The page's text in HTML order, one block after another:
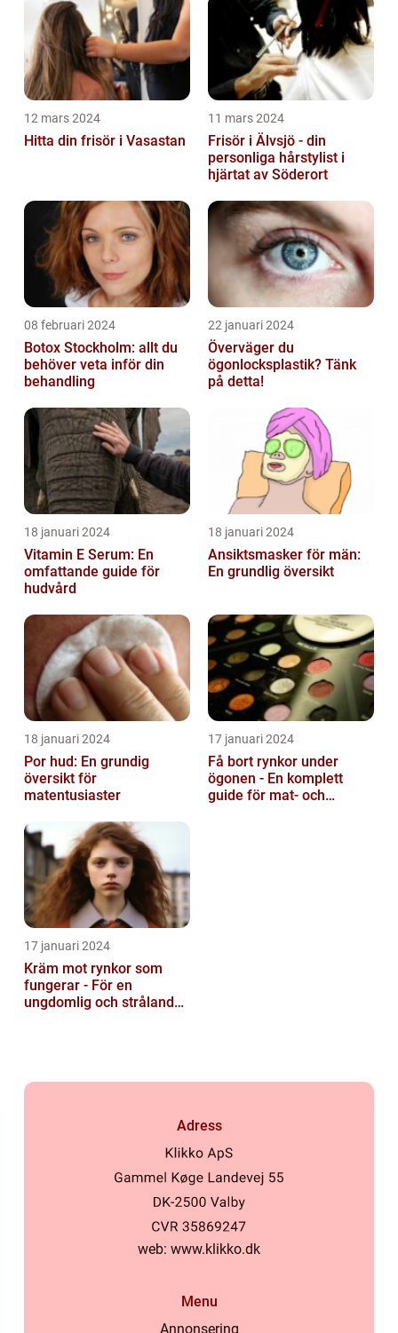
12 mars 2024
Hitta din frisör i Vasastan
11 mars 2024
Frisör i Älvsjö - din
personliga hårstylist i
hjärtat av Söderort
08 februari 2024
Botox Stockholm: allt du
behöver veta inför din
behandling
22 januari 2024
Överväger du
ögonlocksplastik? Tänk
på detta!
18 januari 2024
Vitamin E Serum: En
omfattande guide för
hudvård
18 januari 2024
Ansiktsmasker för män:
En grundlig översikt
18 januari 2024
Por hud: En grundig
översikt för
matentusiaster
17 januari 2024
Få bort rynkor under
ögonen - En komplett
guide för mat- och
17 januari 2024
Kräm mot rynkor som
fungerar - För en
ungdomlig och strålande
Adress
web: www.klikko.dk
Menu
Annonsering